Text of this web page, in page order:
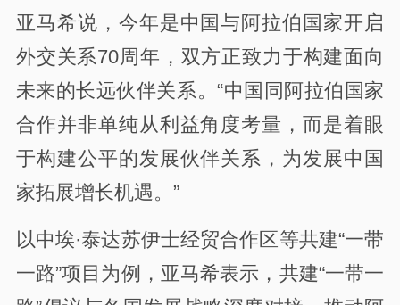
亚马希说，今年是中国与阿拉伯国家开启
外交关系70周年，双方正致力于构建面向
未来的长远伙伴关系。“中国同阿拉伯国家
合作并非单纯从利益角度考量，而是着眼
于构建公平的发展伙伴关系，为发展中国
家拓展增长机遇。”
以中埃·泰达苏伊士经贸合作区等共建“一带
一路”项目为例，亚马希表示，共建“一带一